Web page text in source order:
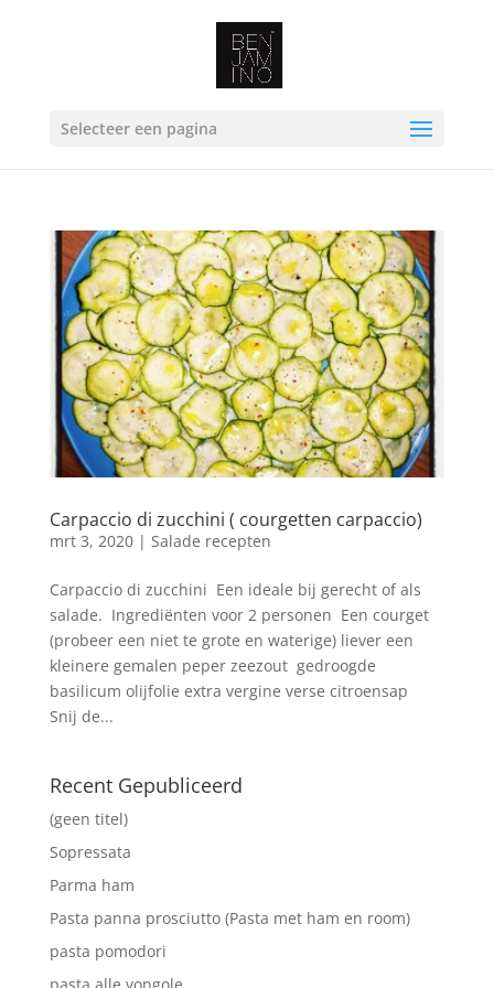
Selecteer een pagina
Carpaccio di zucchini ( courgetten carpaccio)
mrt 3, 2020| Salade recepten
Carpaccio di zucchini Een ideale bij gerecht of als
salade. Ingrediënten voor 2 personen Een courget
(probeer een niet te grote en waterige) liever een
kleinere gemalen peper zeezout gedroogde
basilicum olijfolie extra vergine verse citroensap
Snij de...
Recent Gepubliceerd
(geen titel)
Sopressata
Parma ham
Pasta panna prosciutto (Pasta met ham en room)
pasta pomodori